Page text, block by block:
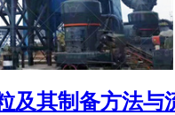
及其制备方法与